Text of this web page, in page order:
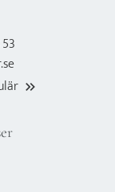
keyboard_double_arrow_right